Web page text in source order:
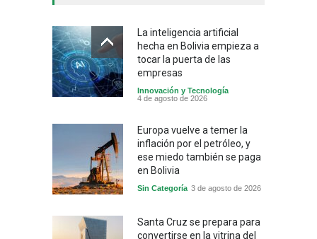
La inteligencia artificial
hecha en Bolivia empieza a
tocar la puerta de las
empresas
Innovación y Tecnología
4 de agosto de 2026
Europa vuelve a temer la
inflación por el petróleo, y
ese miedo también se paga
en Bolivia
Sin Categoría 3 de agosto de 2026
Santa Cruz se prepara para
convertirse en la vitrina del